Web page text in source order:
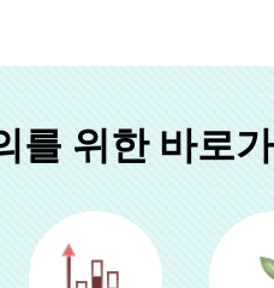
를 위한 바로